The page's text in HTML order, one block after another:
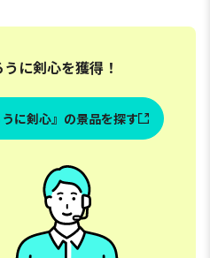
に剣心を獲得！
に剣心』の景品を探す